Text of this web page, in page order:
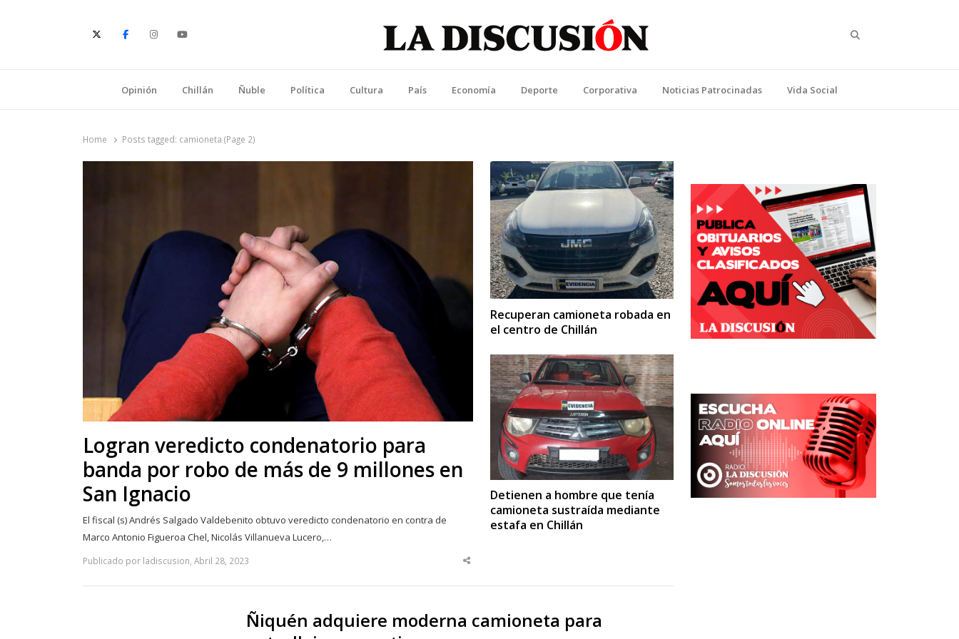
Opinión Chillán Ñuble Política Cultura País Economía Deporte Corporativa Noticias Patrocinadas Vida Social
Home Posts tagged: camioneta (Page 2)
Logran veredicto condenatorio para
banda por robo de más de 9 millones en
San Ignacio
El fiscal (s) Andrés Salgado Valdebenito obtuvo veredicto condenatorio en contra de
Marco Antonio Figueroa Chel, Nicolás Villanueva Lucero,…
Publicado por ladiscusion, Abril 28, 2023
Share
Recuperan camioneta robada en
el centro de Chillán
Detienen a hombre que tenía
camioneta sustraída mediante
estafa en Chillán
Ñiquén adquiere moderna camioneta para